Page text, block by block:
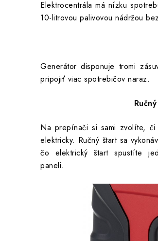
Elektrocentrála má nízku
10-litrovou palivovou nádržou
Generátor disponuje tromi
pripojiť viac spotrebičov naraz.
Na prepínači si sami zvolíte, či
elektricky. Ručný štart sa
čo elektrický štart spustíte
paneli.